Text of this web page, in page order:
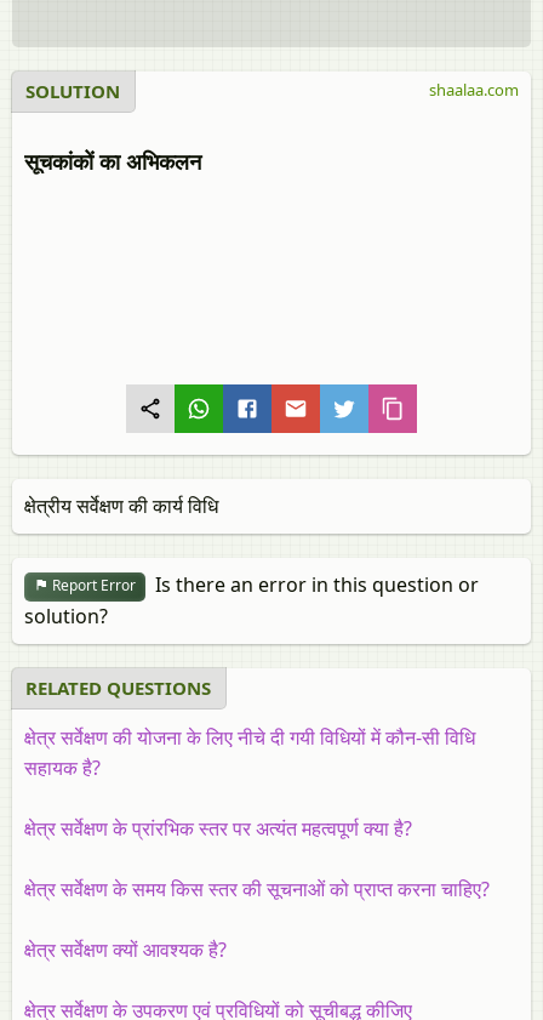
SOLUTION
सूचकांकों का अभिकलन
shaalaa.com
क्षेत्रीय सर्वेक्षण की कार्य विधि
Report Error
Is there an error in this question or
solution?
RELATED QUESTIONS
क्षेत्र सर्वेक्षण की योजना के लिए नीचे दी गयी विधियों में कौन-सी विधि
सहायक है?
क्षेत्र सर्वेक्षण के प्रांरभिक स्तर पर अत्यंत महत्वपूर्ण क्या है?
क्षेत्र सर्वेक्षण के समय किस स्तर की सूचनाओं को प्राप्त करना चाहिए?
क्षेत्र सर्वेक्षण क्यों आवश्यक है?
क्षेत्र सर्वेक्षण के उपकरण एवं प्रविधियों को सूचीबद्ध कीजिए